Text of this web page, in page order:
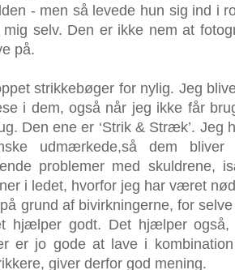
- men så levede hun sig ind i
selv. Den er ikke nem at
på.
strikkebøger for nylig. Jeg
i dem, også når jeg ikke får
Den ene er ‘Strik & Stræk’.
udmærkede,så dem
problemer med skuldrene,
i ledet, hvorfor jeg har været
grund af bivirkningerne, for
hjælper godt. Det hjælper også,
er jo gode at lave i
giver derfor god mening.